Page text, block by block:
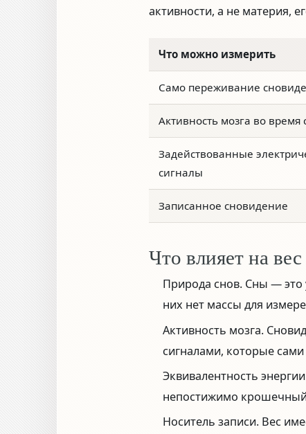
активности, а не материя,
Что можно измерить
Само переживание
Активность мозга во время
Задействованные
сигналы
Записанное сновидение
Что влияет на вес
Природа снов. Сны — это
них нет массы для
Активность мозга.
сигналами, которые
Эквивалентность
непостижимо
Носитель записи. Вес